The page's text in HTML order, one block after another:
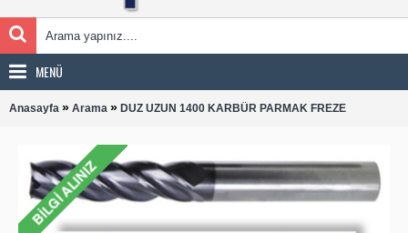
MENÜ
Anasayfa » Arama » DUZ UZUN 1400 KARBÜR PARMAK FREZE